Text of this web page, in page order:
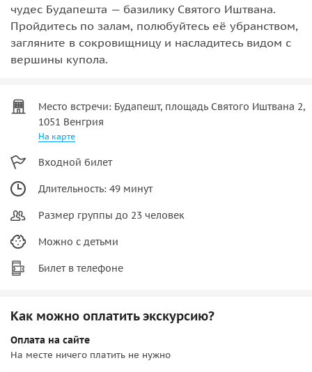
чудес Будапешта — базилику Святого Иштвана.
Пройдитесь по залам, полюбуйтесь её убранством,
загляните в сокровищницу и насладитесь видом с
вершины купола.
Место встречи: Будапешт, площадь Святого Иштвана 2,
1051 Венгрия
На карте
Входной билет
Длительность: 49 минут
Размер группы до 23 человек
Можно с детьми
Билет в телефоне
Как можно оплатить экскурсию?
Оплата на сайте
На месте ничего платить не нужно